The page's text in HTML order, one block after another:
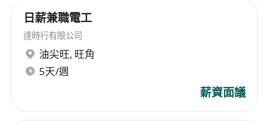
additional capital through diversified
investment portfolios. Since its inception,
Development Group has proactively expanded
its international market presence, with its
products primarily sold in Europe and America,
gaining widespread popularity among
consumers. Over time, the group continues to
日薪兼職電工
達時行有限公司
油尖旺, 旺角
5天/週
薪資面議